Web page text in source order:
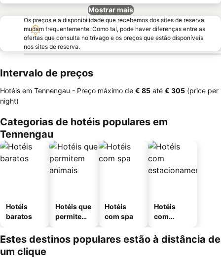
Mostrar mais
Os preços e a disponibilidade que recebemos dos sites de reserva
mudam frequentemente. Como tal, pode haver diferenças entre as
ofertas que consulta no trivago e os preços que estão disponíveis
nos sites de reserva.
Intervalo de preços
Hotéis em Tennengau - Preço máximo de ‎€ 85 até ‎€ 305 (price per
night)
Categorias de hotéis populares em
Tennengau
Hotéis
baratos
Hotéis que
permitem
Hotéis
com spa
Hotéis
com
mento
Estes destinos populares estão à distância de
um clique